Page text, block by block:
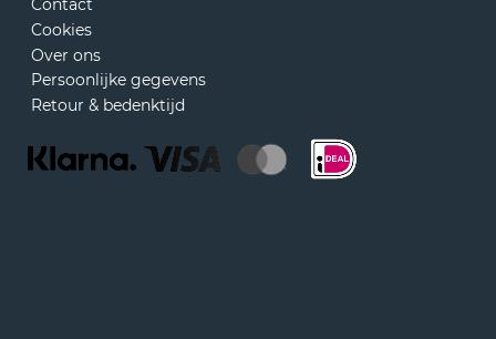
Contact
Cookies
Over ons
Persoonlijke gegevens
Retour & bedenktijd